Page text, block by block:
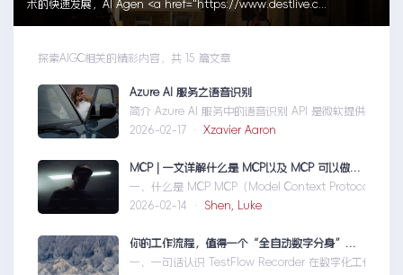
术的快速发展，AI Agen <a href="https://www.destlive.c...
探索AIGC相关的精彩内容，共 15 篇文章
Azure AI 服务之语音识别
简介 Azure AI 服务中的语音识别 API 是微软提供的一
2026-02-17 · Xzavier Aaron
MCP | 一文详解什么是 MCP以及 MCP 可以做什么
一、什么是 MCP MCP（Model Context Protocol）是
2026-02-14 · Shen, Luke
你的工作流程，值得一个“全自动数字分身”：录制、截图、成文，一气呵成
一、一句话认识 TestFlow Recorder 在数字化工作环境